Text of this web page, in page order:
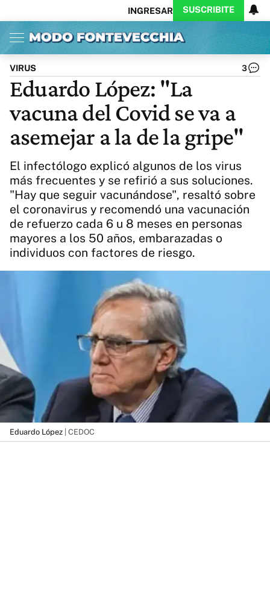
INGRESAR SUSCRIBITE
Inicio Ahora
Opinión
Política
Ciencia
Cultura
Arte
Educación
Clima
CARAS
Exitoina
Turismo
Videos
Córdoba
Reperfilar
Business
Noticias
Caras
Exitoina
Gaming
Vivo
Diario del Juicio
Actualidad
VIRUS 3
Eduardo López: "La
vacuna del Covid se va a
asemejar a la de la gripe"
El infectólogo explicó algunos de los virus
más frecuentes y se refirió a sus soluciones.
"Hay que seguir vacunándose", resaltó sobre
el coronavirus y recomendó una vacunación
de refuerzo cada 6 u 8 meses en personas
mayores a los 50 años, embarazadas o
individuos con factores de riesgo.
Eduardo López | CEDOC